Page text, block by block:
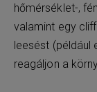
hőmérséklet-,
valamint egy
leesést (például
reagáljon a